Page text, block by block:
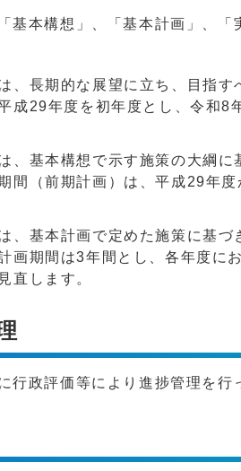
基本構想」、「基本計画」、「
、長期的な展望に立ち、目指
成29年度を初年度とし、令和8
、基本構想で示す施策の大綱
間（前期計画）は、平成29年
、基本計画で定めた施策に基
画期間は3年間とし、各年度に
直します。
行政評価等により進捗管理を行